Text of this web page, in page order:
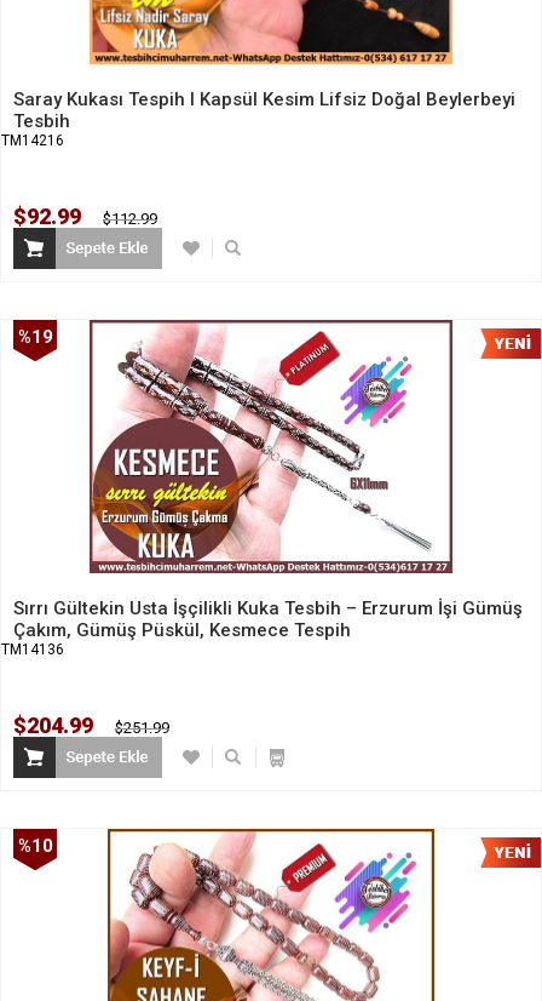
Saray Kukası Tespih I Kapsül Kesim Lifsiz Doğal Beylerbeyi
Tesbih
TM14216
$92.99 $112.99
Sırrı Gültekin Usta İşçilikli Kuka Tesbih – Erzurum İşi Gümüş
Çakım, Gümüş Püskül, Kesmece Tespih
TM14136
$204.99 $251.99
%19
%10